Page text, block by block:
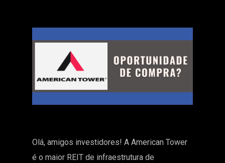
Olá, amigos investidores! A American Tower
é o maior REIT de infraestrutura de